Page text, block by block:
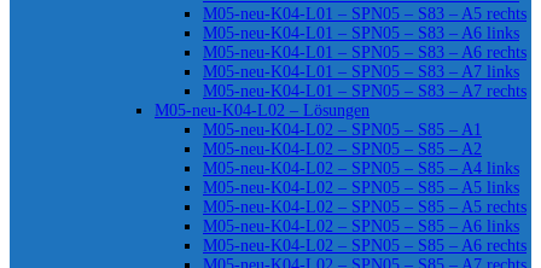
M05-neu-K04-L01 – SPN05 – S83 – A5 rechts
M05-neu-K04-L01 – SPN05 – S83 – A6 links
M05-neu-K04-L01 – SPN05 – S83 – A6 rechts
M05-neu-K04-L01 – SPN05 – S83 – A7 links
M05-neu-K04-L01 – SPN05 – S83 – A7 rechts
M05-neu-K04-L02 – Lösungen
M05-neu-K04-L02 – SPN05 – S85 – A1
M05-neu-K04-L02 – SPN05 – S85 – A2
M05-neu-K04-L02 – SPN05 – S85 – A4 links
M05-neu-K04-L02 – SPN05 – S85 – A5 links
M05-neu-K04-L02 – SPN05 – S85 – A5 rechts
M05-neu-K04-L02 – SPN05 – S85 – A6 links
M05-neu-K04-L02 – SPN05 – S85 – A6 rechts